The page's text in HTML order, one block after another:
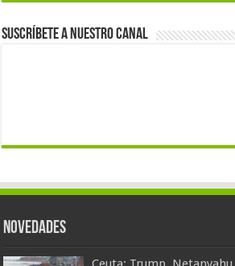
Suscríbete a nuestro canal
Novedades